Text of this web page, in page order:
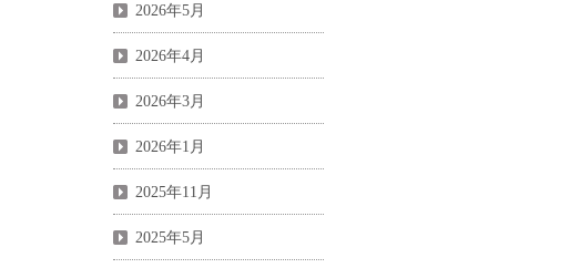
2026年5月
2026年4月
2026年3月
2026年1月
2025年11月
2025年5月